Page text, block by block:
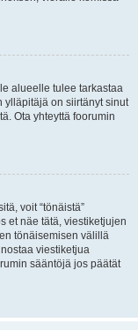
alueelle tulee tarkastaa
ylläpitäjä on siirtänyt sinut
Ota yhteyttä foorumin
voit “tönäistä”
et näe tätä, viestiketjujen
tönäisemisen välillä
viestiketjua
sääntöjä jos päätät